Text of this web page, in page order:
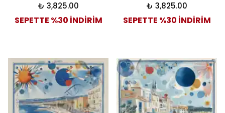
₺ 3,825.00
SEPETTE %30 İNDİRİM
₺ 3,825.00
SEPETTE %30 İNDİRİM